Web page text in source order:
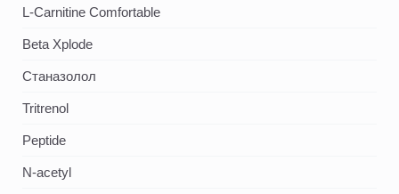
L-Carnitine Comfortable
Beta Xplode
Станазолол
Tritrenol
Peptide
N-acetyl